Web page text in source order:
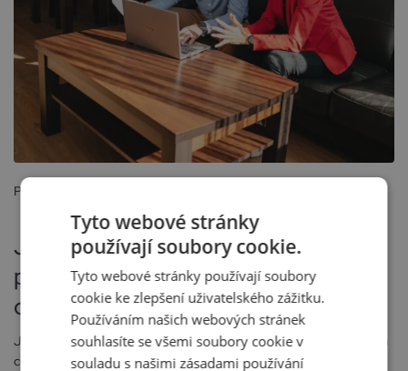
Posted
24 listopadu, 2025
Jak prodat byt s hypotékou: co je
potřeba řešit, jak postupovat a na
co si dát pozor?
Jak prodat byt s hypotékou: co je potřeba řešit, jak postupovat a na
co si dát pozor? Prodej bytu, který je stále zatížen hypotékou, je
Tyto webové stránky
používají soubory cookie.
Tyto webové stránky používají soubory
cookie ke zlepšení uživatelského zážitku.
Používáním našich webových stránek
souhlasíte se všemi soubory cookie v
souladu s našimi zásadami používání